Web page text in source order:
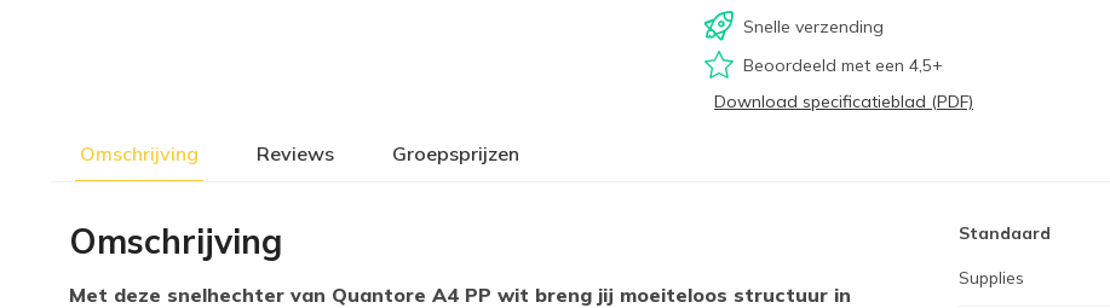
Snelle verzending
Beoordeeld met een 4,5+
Download specificatieblad (PDF)
Omschrijving Reviews Groepsprijzen
Omschrijving
Met deze snelhechter van Quantore A4 PP wit breng jij moeiteloos structuur in
Standaard
Supplies